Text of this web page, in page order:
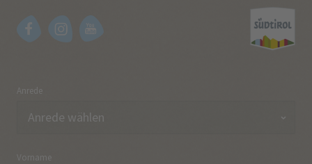
Anrede
Vorname